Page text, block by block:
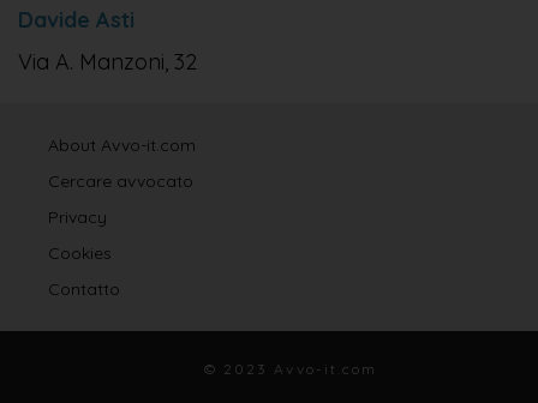
Davide Asti
Via A. Manzoni, 32
About Avvo-it.com
Cercare avvocato
Privacy
Cookies
Contatto
© 2023 Avvo-it.com